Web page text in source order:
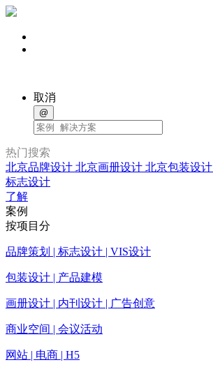
取消
@
热门搜索
北京品牌设计 北京画册设计 北京包装设计
标志设计
了解
案例
按项目分
品牌策划 | 标志设计 | VIS设计
包装设计 | 产品建模
画册设计 | 内刊设计 | 广告创意
商业空间 | 会议活动
网站 | 电商 | H5